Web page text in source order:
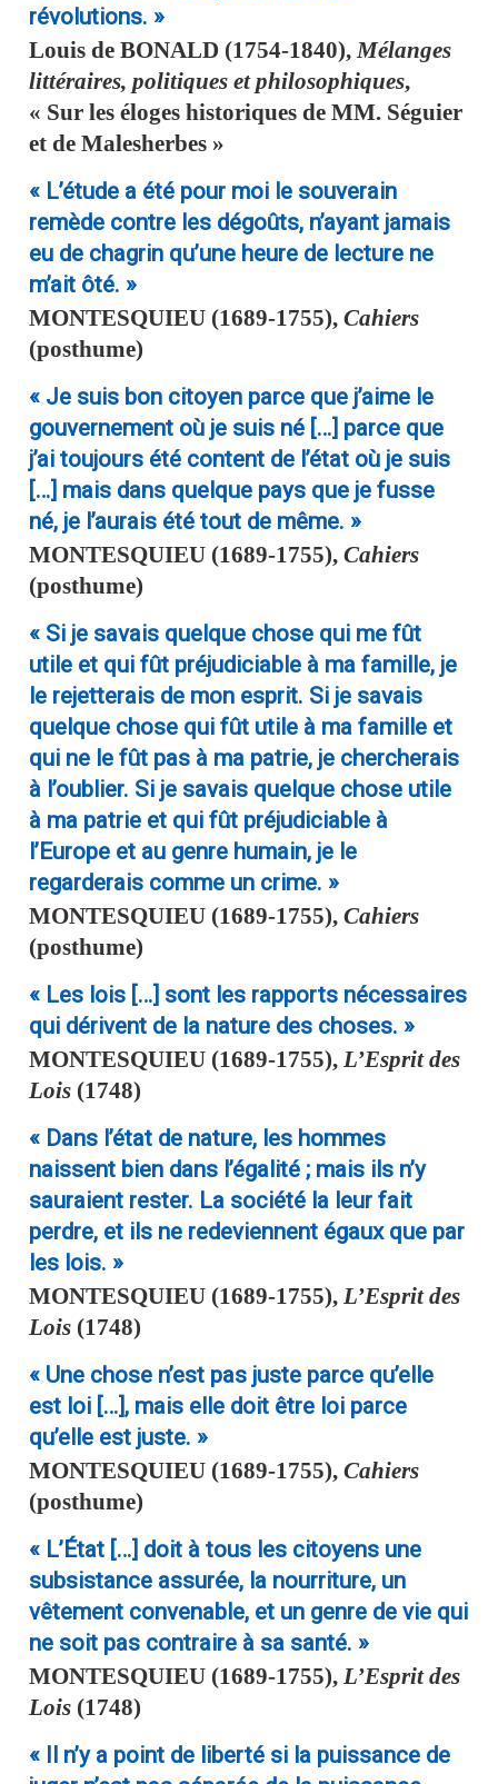
révolutions. »
Louis deBONALD (1754-1840), Mélanges
littéraires, politiques et philosophiques,
« Sur les éloges historiques de MM. Séguier
et de Malesherbes »
« L’étude a été pour moi le souverain
remède contre les dégoûts, n’ayant jamais
eu de chagrin qu’une heure de lecture ne
m’ait ôté. »
MONTESQUIEU (1689-1755),Cahiers
(posthume)
« Je suis bon citoyen parce que j’aime le
gouvernement où je suis né […] parce que
j’ai toujours été content de l’état où je suis
[…] mais dans quelque pays que je fusse
né, je l’aurais été tout de même. »
MONTESQUIEU (1689-1755),Cahiers
(posthume)
« Si je savais quelque chose qui me fût
utile et qui fût préjudiciable à ma famille, je
le rejetterais de mon esprit. Si je savais
quelque chose qui fût utile à ma famille et
qui ne le fût pas à ma patrie, je chercherais
à l’oublier. Si je savais quelque chose utile
à ma patrie et qui fût préjudiciable à
l’Europe et au genre humain, je le
regarderais comme un crime. »
MONTESQUIEU (1689-1755),Cahiers
(posthume)
« Les lois […] sont les rapports nécessaires
qui dérivent de la nature des choses. »
MONTESQUIEU (1689-1755), L’Esprit des
Lois (1748)
« Dans l’état de nature, les hommes
naissent bien dans l’égalité ; mais ils n’y
sauraient rester. La société la leur fait
perdre, et ils ne redeviennent égaux que par
les lois. »
MONTESQUIEU (1689-1755), L’Esprit des
Lois (1748)
« Une chose n’est pas juste parce qu’elle
est loi […], mais elle doit être loi parce
qu’elle est juste. »
MONTESQUIEU (1689-1755),Cahiers
(posthume)
« L’État […] doit à tous les citoyens une
subsistance assurée, la nourriture, un
vêtement convenable, et un genre de vie qui
ne soit pas contraire à sa santé. »
MONTESQUIEU (1689-1755), L’Esprit des
Lois (1748)
« Il n’y a point de liberté si la puissance de